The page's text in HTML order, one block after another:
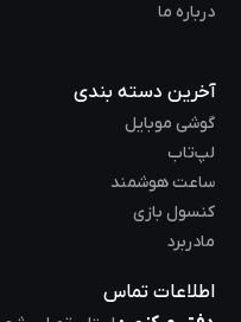
درباره ما
آخرین دسته بندی
گوشی موبایل
لپ‌تاب
ساعت هوشمند
کنسول بازی
مادربرد
اطلاعات تماس